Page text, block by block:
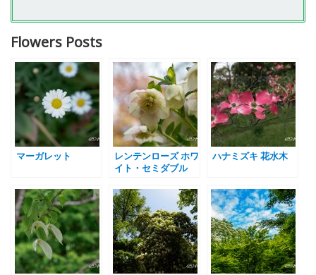
Flowers Posts
マーガレット
レンテンローズ ホワ
イト・セミダブル
ハナミズキ 花水木